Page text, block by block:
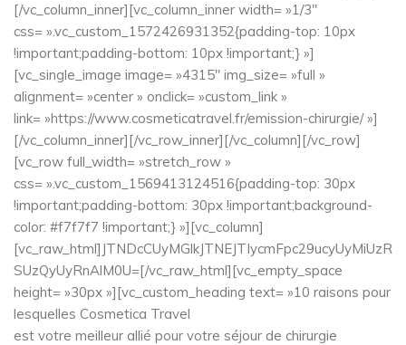
[/vc_column_inner][vc_column_inner width= »1/3″
css= ».vc_custom_1572426931352{padding-top: 10px
!important;padding-bottom: 10px !important;} »]
[vc_single_image image= »4315″ img_size= »full »
alignment= »center » onclick= »custom_link »
link= »https://www.cosmeticatravel.fr/emission-chirurgie/ »]
[/vc_column_inner][/vc_row_inner][/vc_column][/vc_row]
[vc_row full_width= »stretch_row »
css= ».vc_custom_1569413124516{padding-top: 30px
!important;padding-bottom: 30px !important;background-
color: #f7f7f7 !important;} »][vc_column]
[vc_raw_html]JTNDcCUyMGlkJTNEJTIycmFpc29ucyUyMiUzR
SUzQyUyRnAlM0U=[/vc_raw_html][vc_empty_space
height= »30px »][vc_custom_heading text= »10 raisons pour
lesquelles Cosmetica Travel
est votre meilleur allié pour votre séjour de chirurgie